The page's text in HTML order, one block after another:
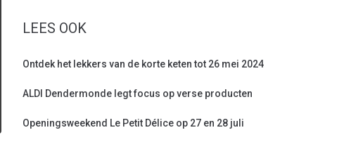
LEES OOK
Ontdek het lekkers van de korte keten tot 26 mei 2024
ALDI Dendermonde legt focus op verse producten
Openingsweekend Le Petit Délice op 27 en 28 juli